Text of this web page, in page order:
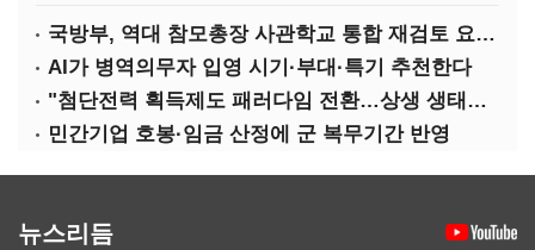
국방부, 역대 참모총장 사관학교 통합 재검토 요구에 "다양한 의견 수렴해 합리적 시스템 만들 것"
AI가 병역의무자 입영 시기·부대·특기 추천한다
"첨단전력 획득제도 패러다임 전환…상생 생태계 조성해 대체불가 K-방산 도약"
민간기업 호봉·임금 산정에 군 복무기간 반영
뉴스리듬